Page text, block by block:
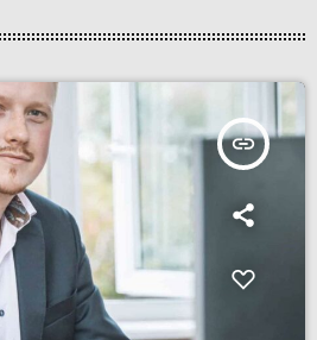
insert_link